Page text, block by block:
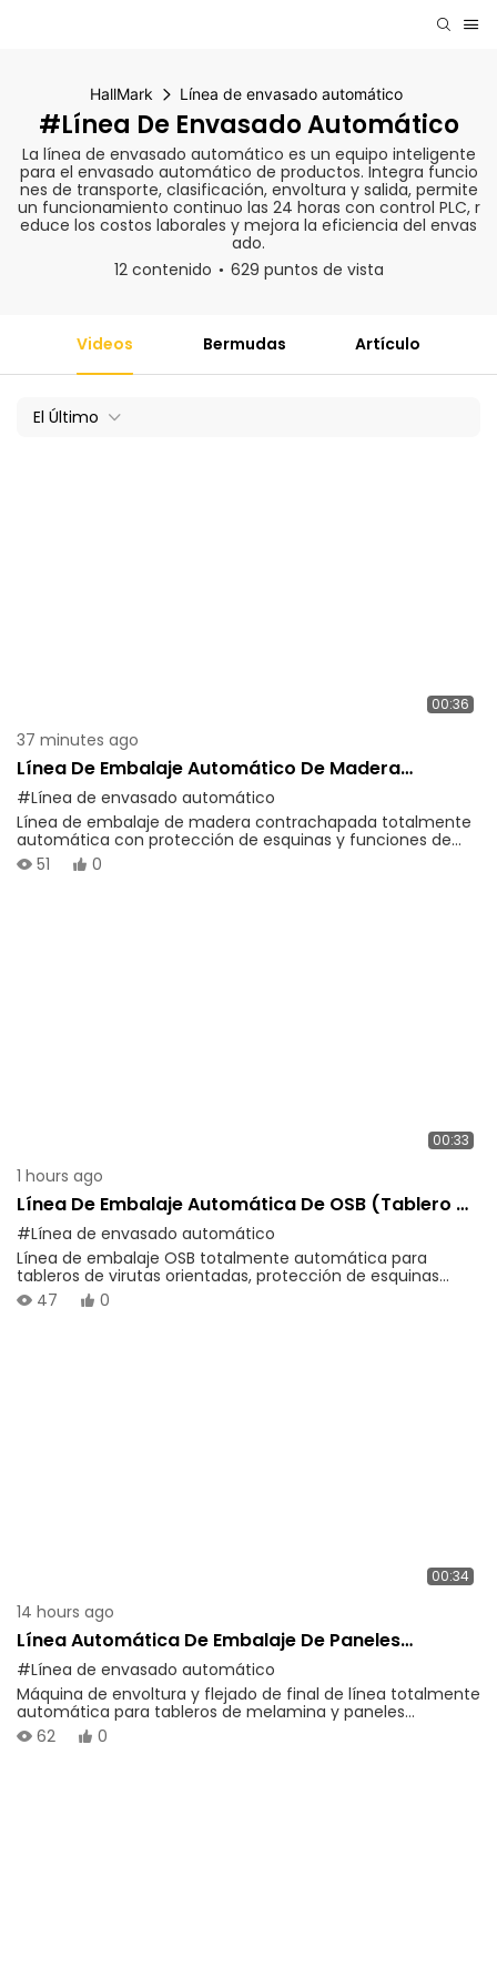
HallMark Línea de envasado automático
#Línea De Envasado Automático
La línea de envasado automático es un equipo inteligente
para el envasado automático de productos. Integra funcio
nes de transporte, clasificación, envoltura y salida, permite
un funcionamiento continuo las 24 horas con control PLC, r
educe los costos laborales y mejora la eficiencia del envas
ado.
12 contenido
629 puntos de vista
Videos Bermudas Artículo
El Último
00:36
37 minutes ago
Línea De Embalaje Automático De Madera
Contrachapada
#Línea de envasado automático
Línea de embalaje de madera contrachapada totalmente
automática con protección de esquinas y funciones de
envoltura completas. Ideal para la industria de paneles de
madera, ofrece un funcionamiento estable y una alta
51 0
00:33
1 hours ago
Línea De Embalaje Automática De OSB (tablero De
Virutas Orientadas)
#Línea de envasado automático
Línea de embalaje OSB totalmente automática para
tableros de virutas orientadas, protección de esquinas
integrada, envoltura y flejado, alta eficiencia y ahorro de
mano de obra para el embalaje de final de línea de
47 0
00:34
14 hours ago
Línea Automática De Embalaje De Paneles
Decorativos | Equipos De Flejado Y Envoltura Al
Final De La Línea
#Línea de envasado automático
Máquina de envoltura y flejado de final de línea totalmente
automática para tableros de melamina y paneles
decorativos. Funcionamiento estable, protección total,
ahorro de mano de obra y alta eficiencia de embalaje para
62 0